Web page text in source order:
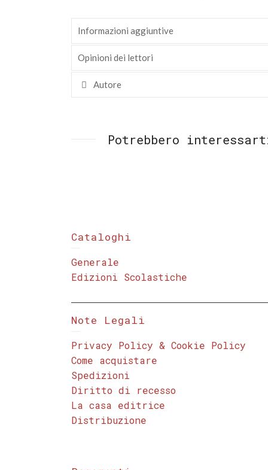
Informazioni aggiuntive
Opinioni dei lettori
Autore
Potrebbero
Cataloghi
Generale
Edizioni Scolastiche
Note Legali
Privacy Policy & Cookie Policy
Come acquistare
Spedizioni
Diritto di recesso
La casa editrice
Distribuzione